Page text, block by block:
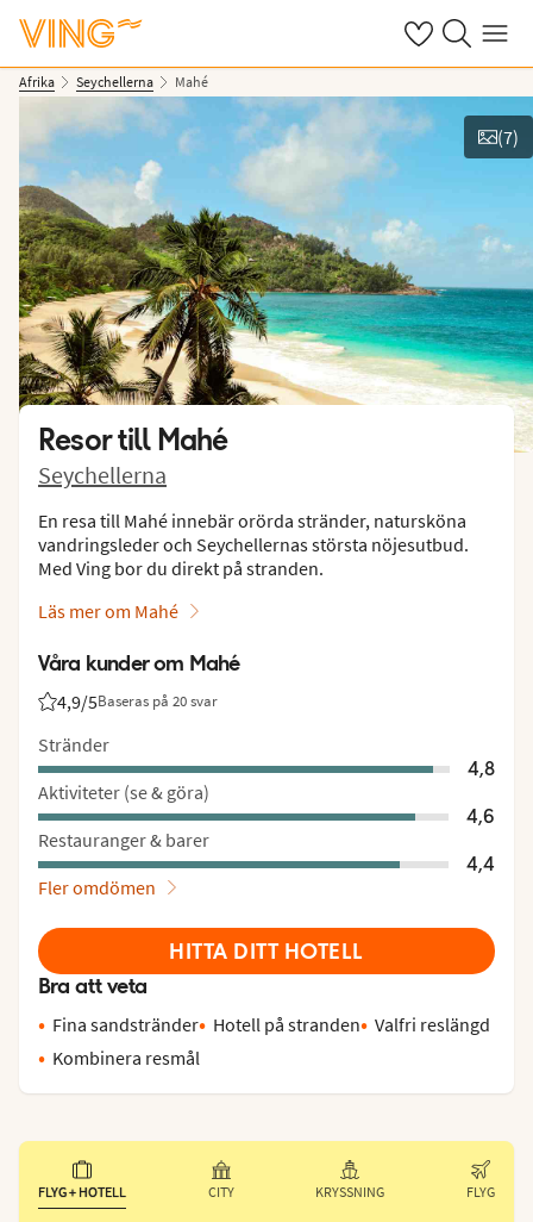
Se dinaSök på ving.se
Meny
Afrika Seychellerna Mahé
Se bilder
(7)
Resor till Mahé
Seychellerna
En resa till Mahé innebär orörda stränder, natursköna
vandringsleder och Seychellernas största nöjesutbud.
Med Ving bor du direkt på stranden.
Läs mer om Mahé
Våra kunder om Mahé
4,9/5Baseras på 20 svar
Betyg från Vings gäster: 4.9/5
Stränder
4,8
Aktiviteter (se & göra)
4,6
Restauranger & barer
4,4
Fler omdömen
HITTA DITT HOTELL
Bra att veta
Fina sandstränder Hotell på stranden
Valfri reslängd
Kombinera resmål
FLYG + HOTELL CITY KRYSSNING FLYG